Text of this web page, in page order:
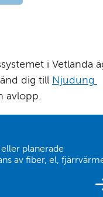
i Vetlanda
dig till Njudung
avlopp.
planerade
av fiber, el,